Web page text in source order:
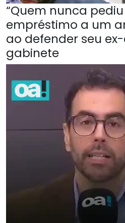
“Quem nunca
empréstimo a um
ao defender seu
gabinete